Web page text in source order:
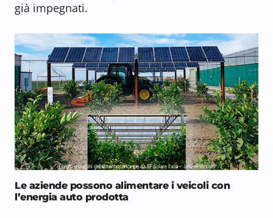
già impegnati.
Le aziende possono alimentare i veicoli con
l’energia auto prodotta